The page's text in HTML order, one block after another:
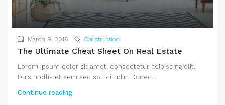
March 9, 2016 Construction
The Ultimate Cheat Sheet On Real Estate
Lorem ipsum dolor sit amet, consectetur adipiscing elit.
Duis mollis et sem sed sollicitudin. Donec...
Continue reading